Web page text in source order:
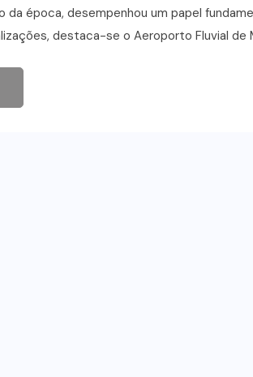
da época, desempenhou um papel
destaca-se o Aeroporto Fluvial de